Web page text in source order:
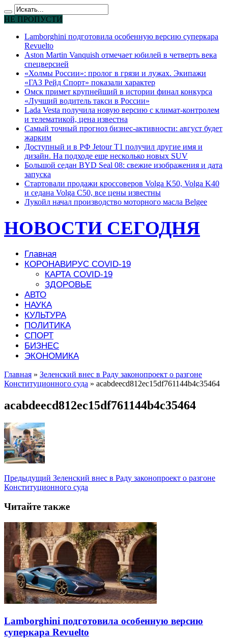
НЕ ПРОПУСТИ
Lamborghini подготовила особенную версию суперкара
Revuelto
Aston Martin Vanquish отмечает юбилей в четверть века
спецверсией
«Холмы России»: пролог в грязи и лужах. Экипажи
«ГАЗ Рейд Спорт» показали характер
Омск примет крупнейший в истории финал конкурса
«Лучший водитель такси в России»
Lada Vesta получила новую версию с климат-контролем
и телематикой, цена известна
Самый точный прогноз бизнес-активности: август будет
жарким
Доступный и в РФ Jetour T1 получил другие имя и
дизайн. На подходе еще несколько новых SUV
Большой седан BYD Seal 08: свежие изображения и дата
запуска
Стартовали продажи кроссоверов Volga K50, Volga K40
и седана Volga C50, все цены известны
Лукойл начал производство моторного масла Belgee
НОВОСТИ СЕГОДНЯ
Главная
КОРОНАВИРУС COVID-19
КАРТА COVID-19
ЗДОРОВЬЕ
АВТО
НАУКА
КУЛЬТУРА
ПОЛИТИКА
СПОРТ
БИЗНЕС
ЭКОНОМИКА
Главная » Зеленский внес в Раду законопроект о разгоне
Конституционного суда » acabdeecd812ec15df761144b4c35464
acabdeecd812ec15df761144b4c35464
Предыдущий Зеленский внес в Раду законопроект о разгоне
Конституционного суда
Читайте также
Lamborghini подготовила особенную версию
суперкара Revuelto